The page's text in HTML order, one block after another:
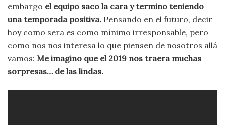
embargo el equipo saco la cara y termino teniendo
una temporada positiva. Pensando en el futuro, decir
hoy como sera es como mínimo irresponsable, pero
como nos nos interesa lo que piensen de nosotros allá
vamos: Me imagino que el 2019 nos traera muchas
sorpresas… de las lindas.